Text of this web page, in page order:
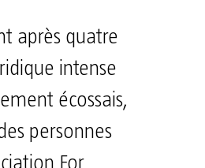
après quatre
intense
écossais,
personnes
For